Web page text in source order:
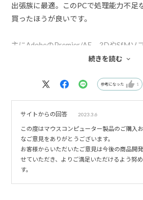
出張族に最適。このPCで処理能力不足
買ったほうが良いです。
主にAdobeのPremier/AE、3DやSfMソ
きなポイントでした。
続したIoT機器をリアルタイムで操作し
方はtype-C-LANアダプターのご用意を
続きを読む
参考になった 1
サイトからの回答 2023.3.6
この度はマウスコンピューター製品のご購入
なご意見をありがとうございます。
お客様からいただいたご意見は今後の商品開
せていただき、よりご満足いただけるよう努
す。